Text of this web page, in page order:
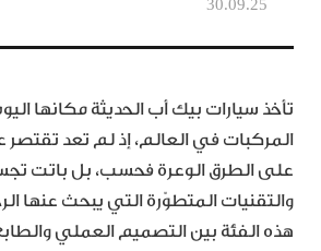
30.09.25
تأخذ سيارات بيك أب الحديثة مكانها
المركبات في العالم، إذ لم تعد تقتصر
على الطرق الوعرة فحسب، بل باتت
والتقنيات المتطوّرة التي يبحث عنها
هذه الفئة بين التصميم العملي